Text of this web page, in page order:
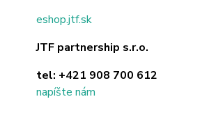
eshop.jtf.sk
JTF partnership s.r.o.
tel: +421 908 700 612
napíšte nám